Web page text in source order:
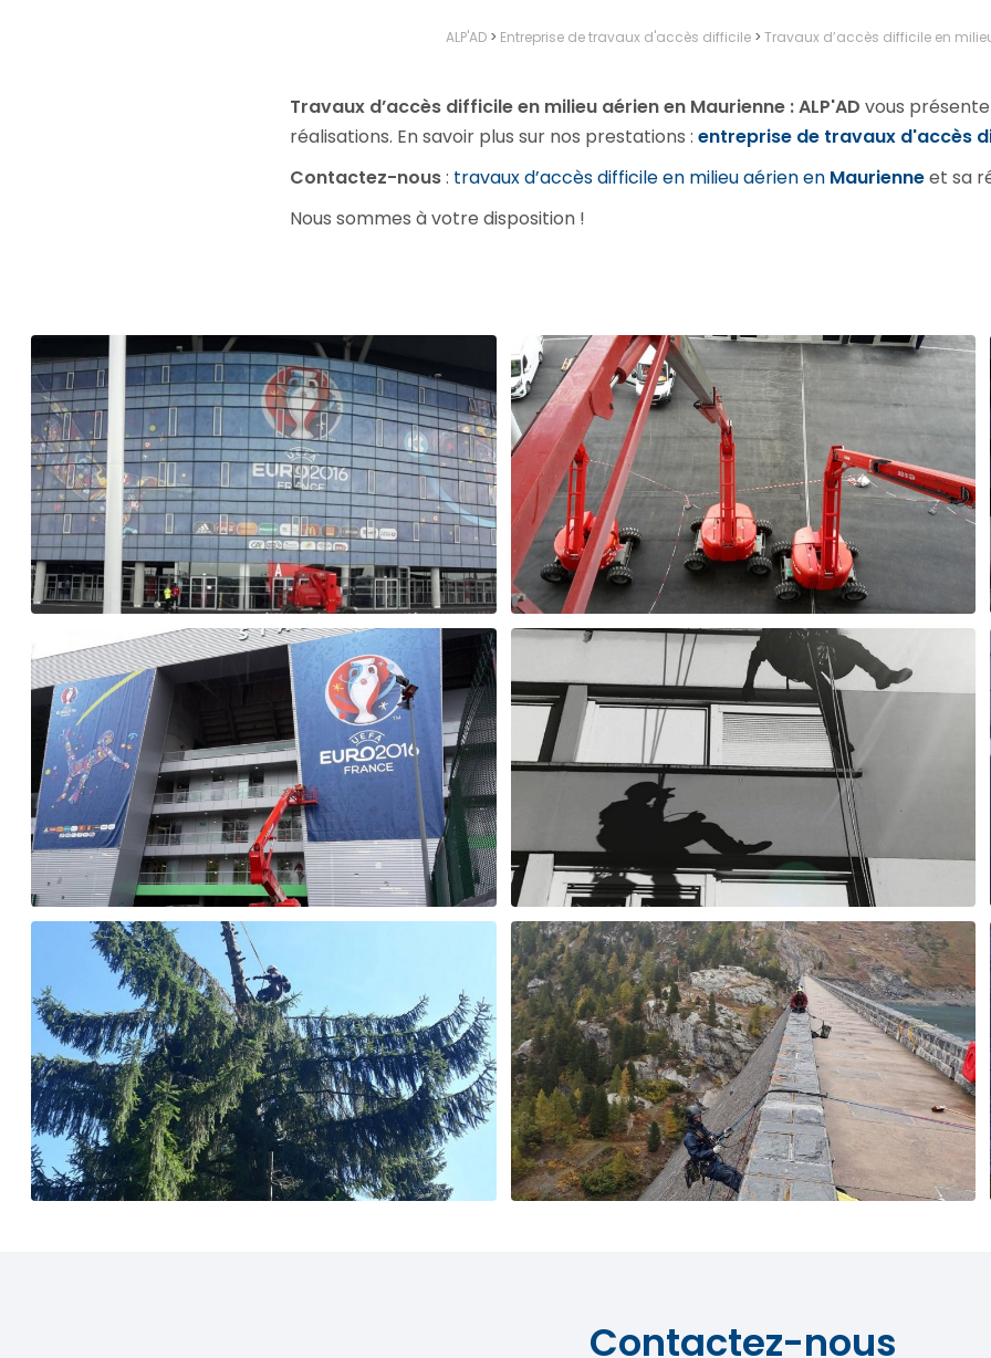
ALP'AD > Entreprise de travaux d'accès difficile > Travaux d’accès difficile en
Travaux d’accès difficile en milieu aérien en Maurienne : ALP'AD vous
réalisations. En savoir plus sur nos prestations : entreprise de travaux d'accès
Contactez-nous: travaux d’accès difficile en milieu aérien en Maurienne​et sa
Nous sommes à votre disposition !
Contactez-nous